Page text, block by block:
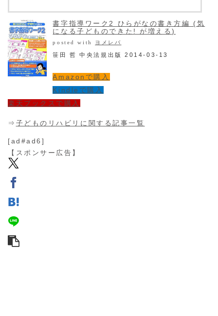
書字指導ワーク2 ひらがなの書き方編 (気
になる子どものできた! が増える)
posted with ヨメレバ
笹田 哲 中央法規出版 2014-03-13
Amazonで購入
Kindleで購入
楽天ブックスで購入
⇒ 子どものリハビリに関する記事一覧
[ad#ad6]
【スポンサー広告】